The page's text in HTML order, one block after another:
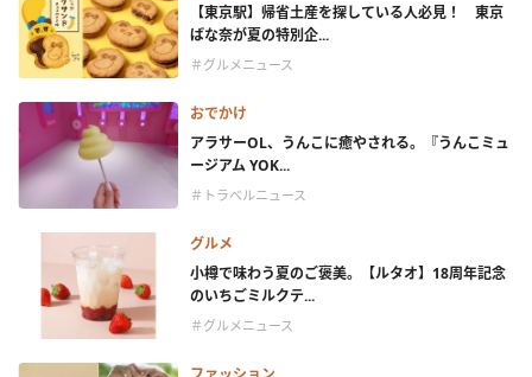
【東京駅】帰省土産を探している人必見！ 東京
ばな奈が夏の特別企...
＃グルメニュース
おでかけ
アラサーOL、うんこに癒やされる。『うんこミュ
ージアム YOK...
＃トラベルニュース
グルメ
小樽で味わう夏のご褒美。【ルタオ】18周年記念
のいちごミルクテ...
＃グルメニュース